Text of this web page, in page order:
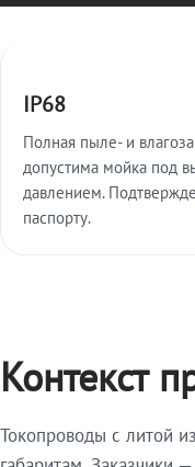
IP68
Полная пыле- и
допустима мойка под
давлением.
паспорту.
Контекст
Токопроводы с литой